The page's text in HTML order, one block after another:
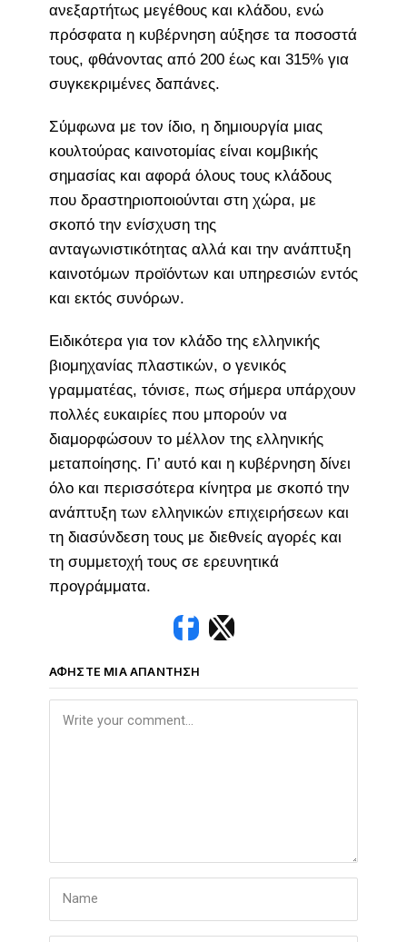
ανεξαρτήτως μεγέθους και κλάδου, ενώ
πρόσφατα η κυβέρνηση αύξησε τα ποσοστά
τους, φθάνοντας από 200 έως και 315% για
συγκεκριμένες δαπάνες.
Σύμφωνα με τον ίδιο, η δημιουργία μιας
κουλτούρας καινοτομίας είναι κομβικής
σημασίας και αφορά όλους τους κλάδους
που δραστηριοποιούνται στη χώρα, με
σκοπό την ενίσχυση της
ανταγωνιστικότητας αλλά και την ανάπτυξη
καινοτόμων προϊόντων και υπηρεσιών εντός
και εκτός συνόρων.
Ειδικότερα για τον κλάδο της ελληνικής
βιομηχανίας πλαστικών, ο γενικός
γραμματέας, τόνισε, πως σήμερα υπάρχουν
πολλές ευκαιρίες που μπορούν να
διαμορφώσουν το μέλλον της ελληνικής
μεταποίησης. Γι’ αυτό και η κυβέρνηση δίνει
όλο και περισσότερα κίνητρα με σκοπό την
ανάπτυξη των ελληνικών επιχειρήσεων και
τη διασύνδεση τους με διεθνείς αγορές και
τη συμμετοχή τους σε ερευνητικά
προγράμματα.
ΑΦΉΣΤΕ ΜΙΑ ΑΠΆΝΤΗΣΗ